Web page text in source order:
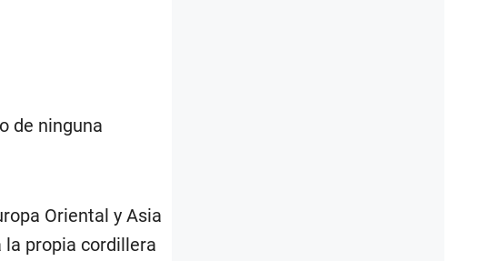
de ninguna
Oriental y Asia
la propia cordillera